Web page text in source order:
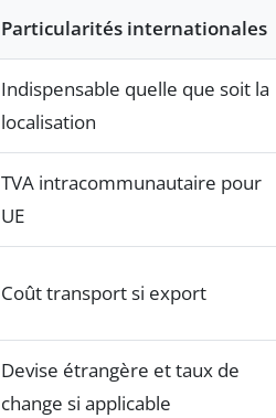
Particularités internationales
Indispensable quelle que soit la
localisation
TVA intracommunautaire pour
UE
Coût transport si export
Devise étrangère et taux de
change si applicable